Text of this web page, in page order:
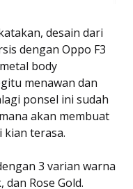
desain dari
dengan Oppo F3
body
menawan dan
ponsel ini sudah
akan membuat
kian terasa.
3 varian warna
Rose Gold.